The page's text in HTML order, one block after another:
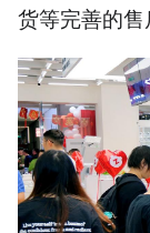
货等完善的售